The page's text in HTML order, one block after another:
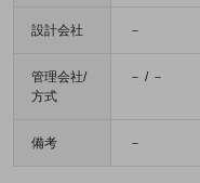
設計会社 －
管理会社/
方式
－ / －
備考 －